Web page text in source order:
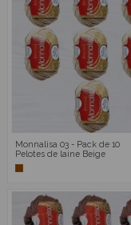
Monnalisa 03 - Pack de 10
Pelotes de laine Beige